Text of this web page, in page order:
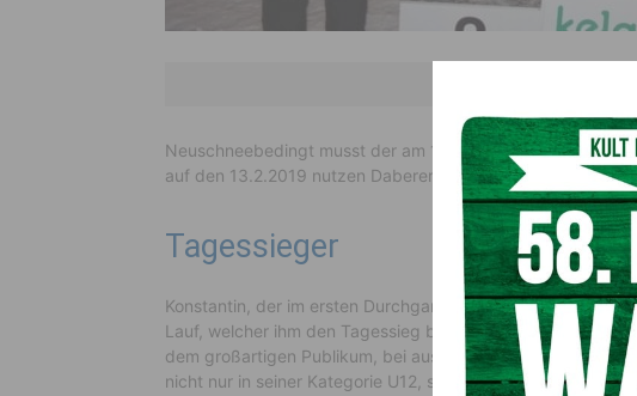
Neuschneebedingt musst der am 1.Februar geplante LC-
auf den 13.2.2019 nutzen Daberer Konstantin und
Tagessieger
Konstantin, der im ersten Durchgang noch knapp an
Lauf, welcher ihm den Tagessieg bei den kurzen Stangen
dem großartigen Publikum, bei ausgezeichneten äußeren
nicht nur in seiner Kategorie U12, sondern holte sich den